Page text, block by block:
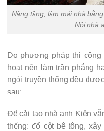
Nâng tầng, làm mái nhà
Nội nhà
Do phương pháp thi
hoạt nên làm trần phẳng
ngói truyền thống đều
sau:
Để cải tạo nhà anh Kiên
thống: đổ cột bê tông,